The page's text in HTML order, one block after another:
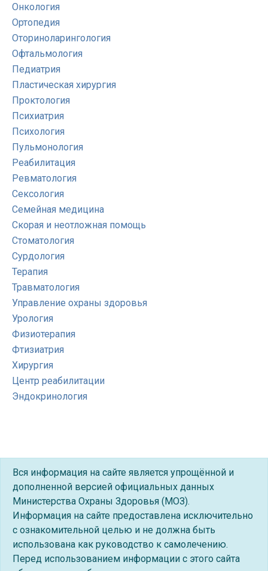
Онкология
Ортопедия
Оториноларингология
Офтальмология
Педиатрия
Пластическая хирургия
Проктология
Психиатрия
Психология
Пульмонология
Реабилитация
Ревматология
Сексология
Семейная медицина
Скорая и неотложная помощь
Стоматология
Сурдология
Терапия
Травматология
Управление охраны здоровья
Урология
Физиотерапия
Фтизиатрия
Хирургия
Центр реабилитации
Эндокринология
Вся информация на сайте является упрощённой и
дополненной версией официальных данных
Министерства Охраны Здоровья (МОЗ).
Информация на сайте предоставлена исключительно
с ознакомительной целью и не должна быть
использована как руководство к самолечению.
Перед использованием информации с этого сайта